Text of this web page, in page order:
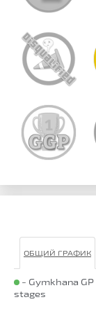
ОБЩИЙ ГРАФИК
- Gymkhana GP
stages